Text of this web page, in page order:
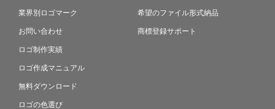
業界別ロゴマーク
お問い合わせ
ロゴ制作実績
ロゴ作成マニュアル
無料ダウンロード
ロゴの色選び
希望のファイル形式納品
商標登録サポート